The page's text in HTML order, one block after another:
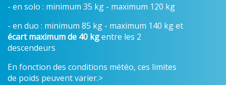
- en solo : minimum 35 kg - maximum 120 kg
- en duo : minimum 85 kg - maximum 140 kg et
écart maximum de 40 kgentre les 2
descendeurs
En fonction des conditions météo, ces limites
de poids peuvent varier.>